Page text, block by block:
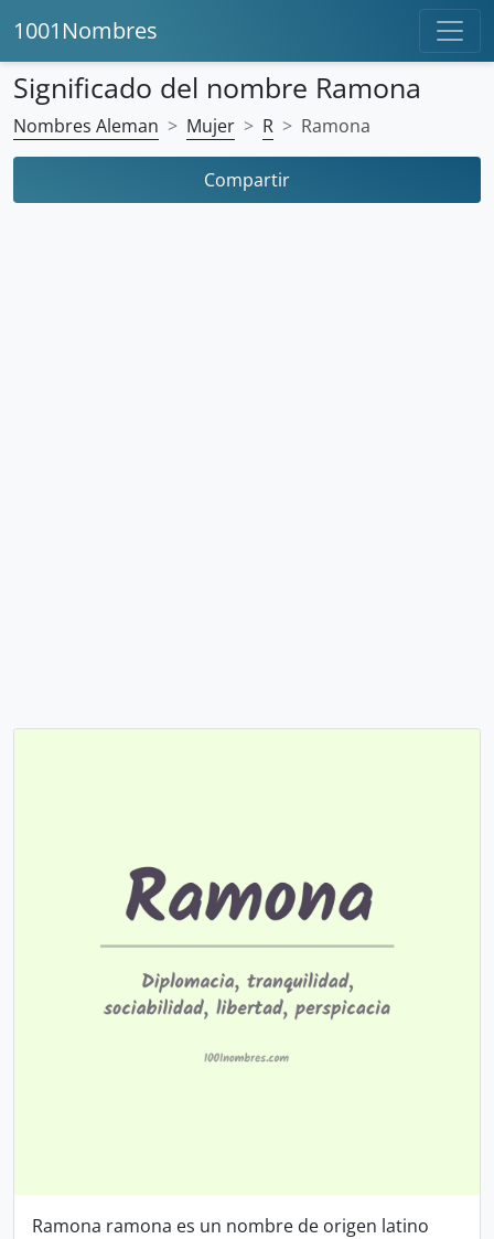
1001Nombres
Significado del nombre Ramona
Nombres Aleman Mujer R Ramona
Compartir
Ramona ramona es un nombre de origen latino